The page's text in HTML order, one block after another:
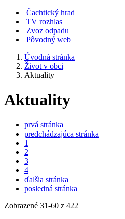
Čachtický hrad
TV rozhlas
Zvoz odpadu
Pôvodný web
Úvodná stránka
Život v obci
Aktuality
Aktuality
prvá stránka
predchádzajúca stránka
1
2
3
4
ďalšia stránka
posledná stránka
Zobrazené 31-60 z 422